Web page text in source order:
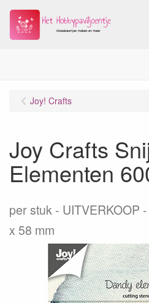
Joy! Crafts
Joy Crafts
Elementen
per stuk
UITVERKOOP
x 58 mm